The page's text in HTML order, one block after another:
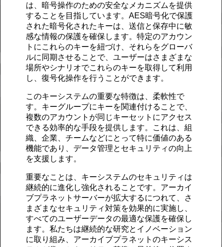
は、暗号操作のための安全なメカニズムを提供
することを目指しています。AES暗号化で保護
された暗号化されたキーは、送信と保存中に敏
感な情報の保護を確保します。特定のアカウン
トにこれらのキーを紐づけ、それらをグローバ
ルに同期させることで、ユーザーはさまざまな
場所やシナリオでこれらのキーを取得して利用
し、復号化操作を行うことができます。
このキーシステムの重要な特徴は、柔軟性で
す。キーグループにキーを関連付けることで、
複数のアカウントが同じキーセットにアクセス
できる効率的な手段を提供します。これは、組
織、企業、チームなどにとって特に価値のある
機能であり、データ管理とセキュリティの向上
を支援します。
重要なことは、キーシステムのセキュリティは
継続的に進化し強化されることです。アーカイ
ブプラネットサーバーが拡大するにつれて、さ
まざまなセキュリティ対策を効果的に実施し、
すべてのユーザーデータの最適な保護を確保し
ます。私たちは継続的な研究とイノベーション
に取り組み、アーカイブプラネットのキーシス